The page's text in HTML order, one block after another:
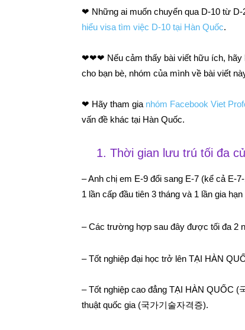
❤ Những ai muốn chuyển qua D-10 từ
hiểu visa tìm việc D-10 tại Hàn Quốc.
❤❤❤ Nếu cảm thấy bài viết hữu ích, hãy
cho bạn bè, nhóm của mình về bài viết
❤ Hãy tham gia nhóm Facebook Viet
vấn đề khác tại Hàn Quốc.
1. Thời gian lưu trú tối đa
– Anh chị em E-9 đổi sang E-7 (kể cả E-
1 lần cấp đầu tiên 3 tháng và 1 lần gia
– Các trường hợp sau đây được tối đa 2
– Tốt nghiệp đại học trở lên TẠI HÀN
– Tốt nghiệp cao đẳng TẠI HÀN QUỐC (
thuật quốc gia (국가기술자격증).